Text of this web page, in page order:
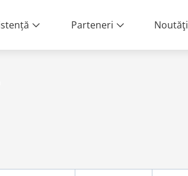
Parteneri Noutăţi